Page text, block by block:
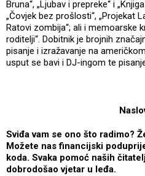
Bruna“, „Ljubav i prepreke“ i
„Čovjek bez prošlosti“, „Projekat
Ratovi zombija“; ali i memoarske
roditelji“. Dobitnik je brojnih
pisanje i izražavanje na američkom
usput se bavi i DJ-ingom te
Sviđa vam se ono što radimo?
Možete nas financijski
koda. Svaka pomoć naših
dobrodošao vjetar u leđa.